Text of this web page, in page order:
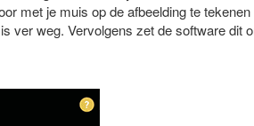
met je muis op de afbeelding te
ver weg. Vervolgens zet de software dit